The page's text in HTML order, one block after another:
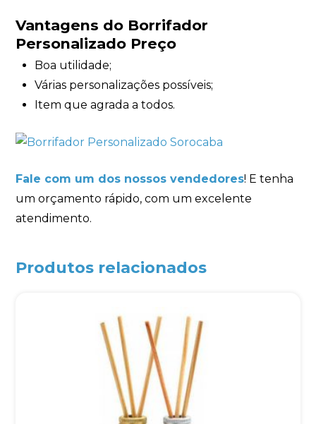
Vantagens do Borrifador
Personalizado Preço
Boa utilidade;
Várias personalizações possíveis;
Item que agrada a todos.
Fale com um dos nossos vendedores! E tenha
um orçamento rápido, com um excelente
atendimento.
Produtos relacionados